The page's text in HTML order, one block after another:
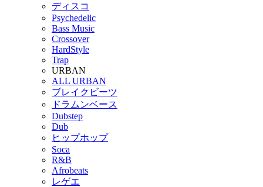
ディスコ
Psychedelic
Bass Music
Crossover
HardStyle
Trap
URBAN
ALL URBAN
ブレイクビーツ
ドラムンベース
Dubstep
Dub
ヒップホップ
Soca
R&B
Afrobeats
レゲエ